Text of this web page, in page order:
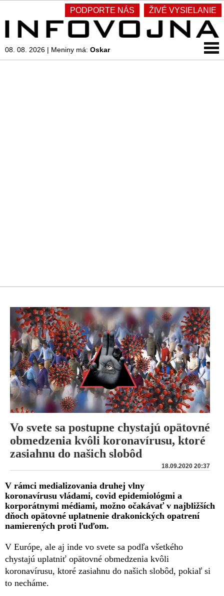
PODPORTE NÁS ŽIVÉ VYSIELANIE
08. 08. 2026 | Meniny má: Oskar
Vo svete sa postupne chystajú opätovné
obmedzenia kvôli koronavírusu, ktoré
zasiahnu do našich slobôd
18.09.2020 20:37
V rámci medializovania druhej vlny
koronavírusu vládami, covid epidemiológmi a
korporátnymi médiami, možno očakávať v najbližších
dňoch opätovné uplatnenie drakonických opatrení
namierených proti ľuďom.
V Európe, ale aj inde vo svete sa podľa všetkého
chystajú uplatniť opätovné obmedzenia kvôli
koronavírusu, ktoré zasiahnu do našich slobôd, pokiaľ si
to necháme.